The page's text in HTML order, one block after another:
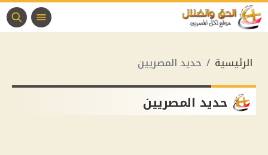
الرئيسية حديد المصريين
حديد المصريين